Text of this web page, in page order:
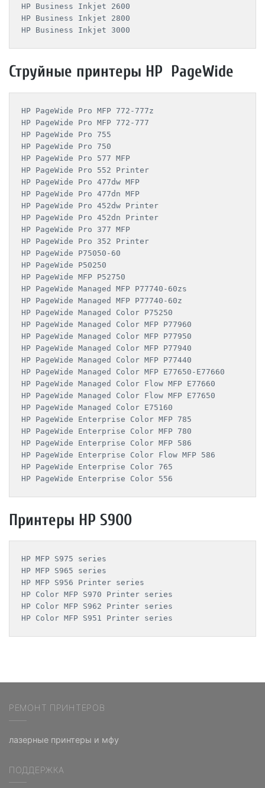
HP Business Inkjet 2600
HP Business Inkjet 2800
Струйные принтеры HP PageWide
HP PageWide Pro MFP 772-777z
HP PageWide Pro MFP 772-777
HP PageWide Pro 755
HP PageWide Pro 750
HP PageWide Pro 577 MFP
HP PageWide Pro 552 Printer
HP PageWide Pro 477dw MFP
HP PageWide Pro 477dn MFP
HP PageWide Pro 452dw Printer
HP PageWide Pro 452dn Printer
HP PageWide Pro 377 MFP
HP PageWide Pro 352 Printer
HP PageWide P75050-60
HP PageWide P50250
HP PageWide MFP P52750
HP PageWide Managed MFP P77740-60zs
HP PageWide Managed MFP P77740-60z
HP PageWide Managed Color P75250
HP PageWide Managed Color MFP P77960
HP PageWide Managed Color MFP P77950
HP PageWide Managed Color MFP P77940
HP PageWide Managed Color MFP P77440
HP PageWide Managed Color MFP E77650-E77660
HP PageWide Managed Color Flow MFP E77660
HP PageWide Managed Color Flow MFP E77650
HP PageWide Managed Color E75160
HP PageWide Enterprise Color MFP 785
HP PageWide Enterprise Color MFP 780
HP PageWide Enterprise Color MFP 586
HP PageWide Enterprise Color Flow MFP 586
HP PageWide Enterprise Color 765
Принтеры HP S900
HP MFP S975 series
HP MFP S965 series
HP MFP S956 Printer series
HP Color MFP S970 Printer series
HP Color MFP S962 Printer series
РЕМОНТ ПРИНТЕРОВ
лазерные принтеры и мфу
ПОДДЕРЖКА